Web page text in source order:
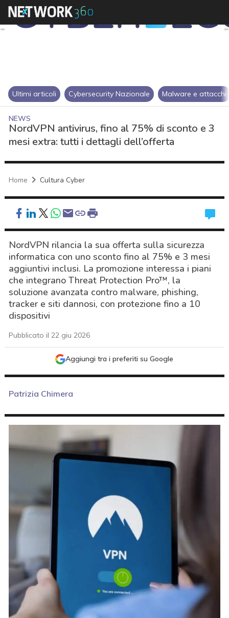
Ultimi articoli Cybersecurity Nazionale Malware e attacchi
NEWS
NordVPN antivirus, fino al 75% di sconto e 3
mesi extra: tutti i dettagli dell’offerta
Home Cultura Cyber
NordVPN rilancia la sua offerta sulla sicurezza
informatica con uno sconto fino al 75% e 3 mesi
aggiuntivi inclusi. La promozione interessa i piani
che integrano Threat Protection Pro™, la
soluzione avanzata contro malware, phishing,
tracker e siti dannosi, con protezione fino a 10
dispositivi
Pubblicato il 22 giu 2026
Aggiungi tra i preferiti su Google
Patrizia Chimera